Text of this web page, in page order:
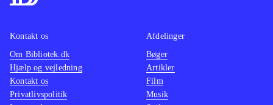
Kontakt os
Om Bibliotek.dk
Hjælp og vejledning
Kontakt os
Privatlivspolitik
Afdelinger
Bøger
Artikler
Film
Musik